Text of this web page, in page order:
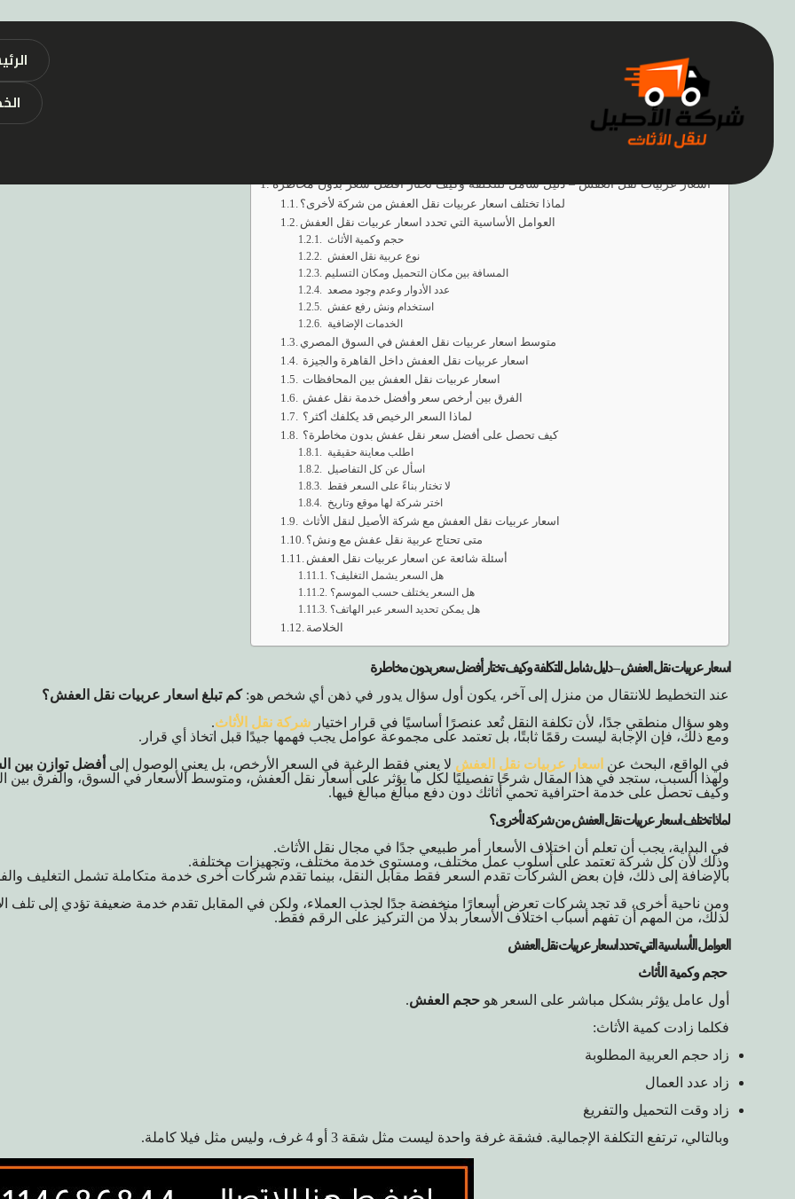
اسعار عربيات نقل العفش – دليل شامل للتكلفة وكيف تختار أفضل سعر بدون مخاطرة
لماذا تختلف اسعار عربيات نقل العفش من شركة لأخرى؟
العوامل الأساسية التي تحدد اسعار عربيات نقل العفش
حجم وكمية الأثاث
نوع عربية نقل العفش
المسافة بين مكان التحميل ومكان التسليم
عدد الأدوار وعدم وجود مصعد
استخدام ونش رفع عفش
الخدمات الإضافية
متوسط اسعار عربيات نقل العفش في السوق المصري
اسعار عربيات نقل العفش داخل القاهرة والجيزة
اسعار عربيات نقل العفش بين المحافظات
الفرق بين أرخص سعر وأفضل خدمة نقل عفش
لماذا السعر الرخيص قد يكلفك أكثر؟
كيف تحصل على أفضل سعر نقل عفش بدون مخاطرة؟
اطلب معاينة حقيقية
اسأل عن كل التفاصيل
لا تختار بناءً على السعر فقط
اختر شركة لها موقع وتاريخ
اسعار عربيات نقل العفش مع شركة الأصيل لنقل الأثاث
متى تحتاج عربية نقل عفش مع ونش؟
أسئلة شائعة عن اسعار عربيات نقل العفش
هل السعر يشمل التغليف؟
هل السعر يختلف حسب الموسم؟
هل يمكن تحديد السعر عبر الهاتف؟
الخلاصة
اسعار عربيات نقل العفش – دليل شامل للتكلفة وكيف تختار أفضل سعر بدون مخاطرة
عند التخطيط للانتقال من منزل إلى آخر، يكون أول سؤال يدور في ذهن أي شخص هو:كم تبلغ اسعار عربيات نقل العفش؟
وهو سؤال منطقي جدًا، لأن تكلفة النقل تُعد عنصرًا أساسيًا في قرار اختيار شركة نقل الأثاث.
ومع ذلك، فإن الإجابة ليست رقمًا ثابتًا، بل تعتمد على مجموعة عوامل يجب فهمها جيدًا قبل اتخاذ أي قرار.
في الواقع، البحث عن اسعار عربيات نقل العفش لا يعني فقط الرغبة في السعر الأرخص، بل يعني الوصول إلى أفضل توازن بين
ولهذا السبب، ستجد في هذا المقال شرحًا تفصيليًا لكل ما يؤثر على أسعار نقل العفش، ومتوسط الأسعار في السوق، والفرق بين
وكيف تحصل على خدمة احترافية تحمي أثاثك دون دفع مبالغ مبالغ فيها.
لماذا تختلف اسعار عربيات نقل العفش من شركة لأخرى؟
في البداية، يجب أن تعلم أن اختلاف الأسعار أمر طبيعي جدًا في مجال نقل الأثاث.
وذلك لأن كل شركة تعتمد على أسلوب عمل مختلف، ومستوى خدمة مختلف، وتجهيزات مختلفة.
بالإضافة إلى ذلك، فإن بعض الشركات تقدم السعر فقط مقابل النقل، بينما تقدم شركات أخرى خدمة متكاملة تشمل التغليف
ومن ناحية أخرى، قد تجد شركات تعرض أسعارًا منخفضة جدًا لجذب العملاء، ولكن في المقابل تقدم خدمة ضعيفة تؤدي إلى تلف
لذلك، من المهم أن تفهم أسباب اختلاف الأسعار بدلًا من التركيز على الرقم فقط.
العوامل الأساسية التي تحدد اسعار عربيات نقل العفش
حجم وكمية الأثاث
أول عامل يؤثر بشكل مباشر على السعر هو حجم العفش.
فكلما زادت كمية الأثاث:
زاد حجم العربية المطلوبة
زاد عدد العمال
زاد وقت التحميل والتفريغ
وبالتالي، ترتفع التكلفة الإجمالية. فشقة غرفة واحدة ليست مثل شقة 3 أو 4 غرف، وليس مثل فيلا كاملة.